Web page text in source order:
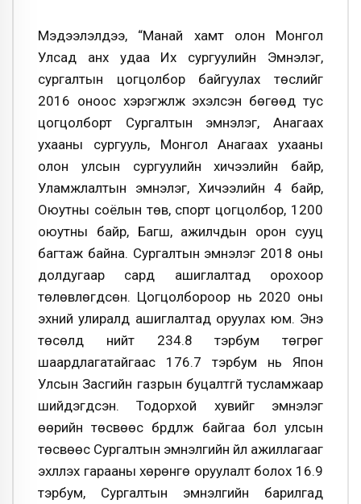
Мэдээлэлдээ, “Манай хамт олон Монгол
Улсад анх удаа Их сургуулийн Эмнэлэг,
сургалтын цогцолбор байгуулах төслийг
2016 оноос хэрэгжүүлж эхэлсэн бөгөөд тус
цогцолборт Сургалтын эмнэлэг, Анагаах
ухааны сургууль, Монгол Анагаах ухааны
олон улсын сургуулийн хичээлийн байр,
Уламжлалтын эмнэлэг, Хичээлийн 4 байр,
Оюутны соёлын төв, спорт цогцолбор, 1200
оюутны байр, Багш, ажилчдын орон сууц
багтаж байна. Сургалтын эмнэлэг 2018 оны
долдугаар сард ашиглалтад орохоор
төлөвлөгдсөн. Цогцолбороор нь 2020 оны
эхний улиралд ашиглалтад оруулах юм. Энэ
төсөлд нийт 234.8 тэрбум төгрөг
шаардлагатайгаас 176.7 тэрбум нь Япон
Улсын Засгийн газрын буцалтгүй тусламжаар
шийдэгдсэн. Тодорхой хувийг эмнэлэг
өөрийн төсвөөс бүрдүүлж байгаа бол улсын
төсвөөс Сургалтын эмнэлгийн үйл ажиллагааг
эхлүүлэх гарааны хөрөнгө оруулалт болох 16.9
тэрбум, Сургалтын эмнэлгийн барилгад